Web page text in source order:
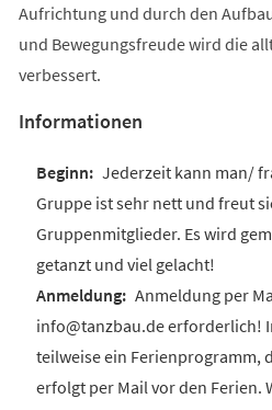
Aufrichtung und durch den
und Bewegungsfreude wird die
verbessert.
Informationen
Jederzeit kann man/
Gruppe ist sehr nett und freut
Gruppenmitglieder. Es wird
getanzt und viel gelacht!
Anmeldung per
info@tanzbau.de erforderlich!
teilweise ein Ferienprogramm,
erfolgt per Mail vor den Ferien.